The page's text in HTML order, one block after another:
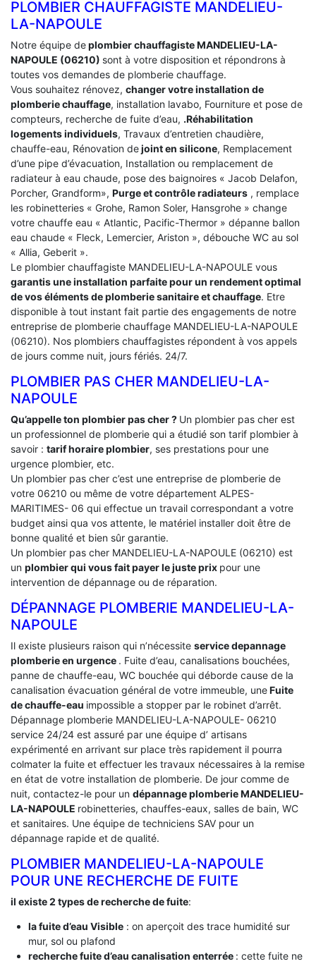
PLOMBIER CHAUFFAGISTE MANDELIEU-
LA-NAPOULE
Notre équipe deplombier chauffagiste MANDELIEU-LA-
NAPOULE (06210) sont à votre disposition et répondrons à
toutes vos demandes de plomberie chauffage.
Vous souhaitez rénovez, changer votre installation de
plomberie chauffage, installation lavabo, Fourniture et pose de
compteurs, recherche de fuite d’eau, .Réhabilitation
logements individuels, Travaux d’entretien chaudière,
chauffe-eau, Rénovation dejoint en silicone, Remplacement
d’une pipe d’évacuation, Installation ou remplacement de
radiateur à eau chaude, pose des baignoires « Jacob Delafon,
Porcher, Grandform», Purge et contrôle radiateurs , remplace
les robinetteries « Grohe, Ramon Soler, Hansgrohe » change
votre chauffe eau « Atlantic, Pacific-Thermor » dépanne ballon
eau chaude « Fleck, Lemercier, Ariston », débouche WC au sol
« Allia, Geberit ».
Le plombier chauffagiste MANDELIEU-LA-NAPOULE vous
garantis une installation parfaite pour un rendement optimal
de vos éléments de plomberie sanitaire et chauffage. Etre
disponible à tout instant fait partie des engagements de notre
entreprise de plomberie chauffage MANDELIEU-LA-NAPOULE
(06210). Nos plombiers chauffagistes répondent à vos appels
de jours comme nuit, jours fériés. 24/7.
PLOMBIER PAS CHER MANDELIEU-LA-
NAPOULE
Qu’appelle ton plombier pas cher ? Un plombier pas cher est
un professionnel de plomberie qui a étudié son tarif plombier à
savoir : tarif horaire plombier, ses prestations pour une
urgence plombier, etc.
Un plombier pas cher c’est une entreprise de plomberie de
votre 06210 ou même de votre département ALPES-
MARITIMES- 06 qui effectue un travail correspondant a votre
budget ainsi qua vos attente, le matériel installer doit être de
bonne qualité et bien sûr garantie.
Un plombier pas cher MANDELIEU-LA-NAPOULE (06210) est
un plombier qui vous fait payer le juste prix pour une
intervention de dépannage ou de réparation.
DÉPANNAGE PLOMBERIE MANDELIEU-LA-
NAPOULE
Il existe plusieurs raison qui n’nécessite service depannage
plomberie en urgence . Fuite d’eau, canalisations bouchées,
panne de chauffe-eau, WC bouchée qui déborde cause de la
canalisation évacuation général de votre immeuble, uneFuite
de chauffe-eau impossible a stopper par le robinet d’arrêt.
Dépannage plomberie MANDELIEU-LA-NAPOULE- 06210
service 24/24 est assuré par une équipe d’ artisans
expérimenté en arrivant sur place très rapidement il pourra
colmater la fuite et effectuer les travaux nécessaires à la remise
en état de votre installation de plomberie. De jour comme de
nuit, contactez-le pour un dépannage plomberie MANDELIEU-
LA-NAPOULE robinetteries, chauffes-eaux, salles de bain, WC
et sanitaires. Une équipe de techniciens SAV pour un
dépannage rapide et de qualité.
PLOMBIER MANDELIEU-LA-NAPOULE
POUR UNE RECHERCHE DE FUITE
il existe 2 types de recherche de fuite:
la fuite d’eau Visible: on aperçoit des trace humidité sur
mur, sol ou plafond
recherche fuite d’eau canalisation enterrée : cette fuite ne